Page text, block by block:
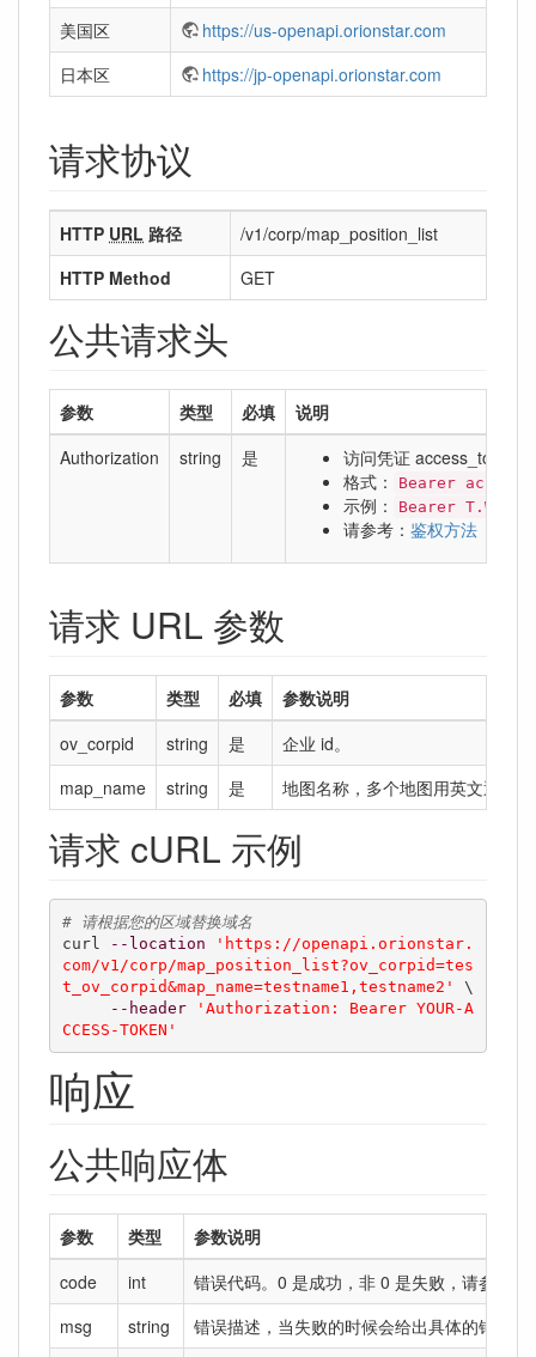
美国区
https://us-openapi.orionstar.com
日本区
https://jp-openapi.orionstar.com
请求协议
HTTP URL 路径
/v1/corp/map_position_list
HTTP Method
GET
公共请求头
参数 类型 必填
说明
Authorization
string 是
访问凭证 access_token
格式：
Bearer
示例： Bearer
请参考： 鉴权方法
请求 URL 参数
参数 类型 必填
参数说明
ov_corpid
string 是
企业 id。
map_name
string 是 地图名称，多个地图用英文逗号
请求 cURL 示例
# 请根据您的区域替换域名
curl
--location
'https://openapi.orionstar.
com/v1/corp/map_position_list?ov_corpid=tes
t_ov_corpid&map_name=testname1,testname2'
\
--header
'Authorization: Bearer YOUR-A
CCESS-TOKEN'
响应
公共响应体
参数 类型
参数说明
code
int 错误代码。0 是成功，非 0 是失败，请参考
msg
string
错误描述，当失败的时候会给出具体的错误描